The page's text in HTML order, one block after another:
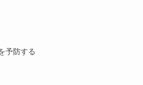
予防する